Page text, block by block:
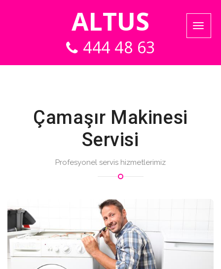
ALTUS
444 48 63
Çamaşır Makinesi
Servisi
Profesyonel servis hizmetlerimiz